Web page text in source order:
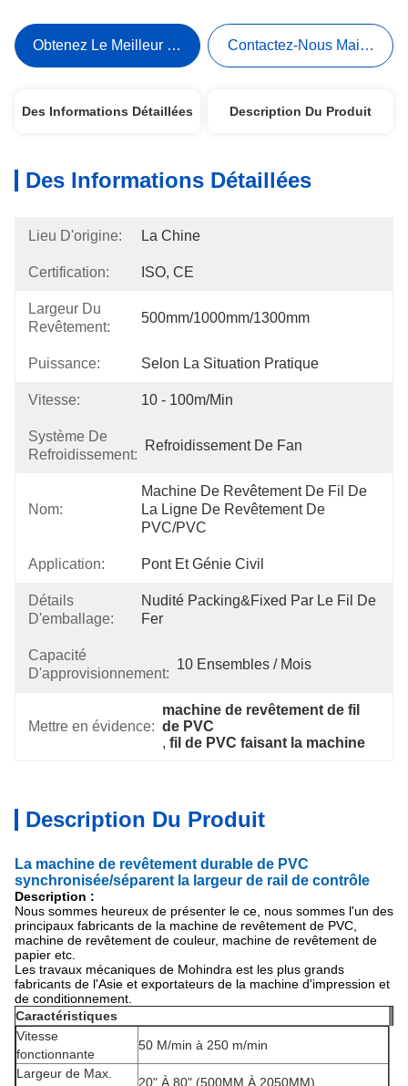
Obtenez Le Meilleur Prix Contactez-Nous Maintenant
Des Informations Détaillées Description Du Produit
Des Informations Détaillées
Lieu D'origine: La Chine
Certification: ISO, CE
Largeur Du
Revêtement:
500mm/1000mm/1300mm
Puissance: Selon La Situation Pratique
Vitesse: 10 - 100m/min
Système De
Refroidissement:
Refroidissement De Fan
Nom:
Machine De Revêtement De Fil De
La Ligne De Revêtement De
PVC/PVC
Application: Pont Et Génie Civil
Détails
D'emballage:
Nudité Packing&fixed Par Le Fil De
Fer
Capacité
D'approvisionnement:
10 Ensembles / Mois
Mettre en évidence:
machine de revêtement de fil
de PVC
, fil de PVC faisant la machine
Description Du Produit
La machine de revêtement durable de PVC
synchronisée/séparent la largeur de rail de contrôle
Description :
Nous sommes heureux de présenter le ce, nous sommes l'un des
principaux fabricants de la machine de revêtement de PVC,
machine de revêtement de couleur, machine de revêtement de
papier etc.
Les travaux mécaniques de Mohindra est les plus grands
fabricants de l'Asie et exportateurs de la machine d'impression et
de conditionnement.
Caractéristiques
Vitesse
fonctionnante
50 M/min à 250 m/min
Largeur de Max.
20" À 80" (500MM À 2050MM)